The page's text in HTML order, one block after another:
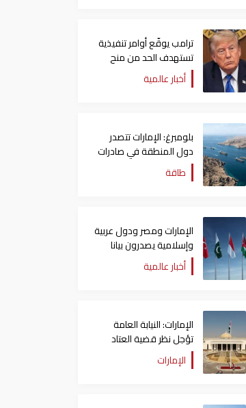
ترامب يوقّع أوامر تنفيذية
تستهدف الحد من منح
الجنسية الأمريكية بالولادة
أخبار عالمية
بلومبرغ: الإمارات تتصدر
دول المنطقة في صادرات
النفط عبر مضيق هرمز
طاقة
الإمارات ومصر ودول عربية
وإسلامية يصدرون بيانا
مشتركا بشأن الانتهاكات
الإسرائيلية في غزة
أخبار عالمية
الإمارات: النيابة العامة
تؤجل نظر قضية العتاد
العسكري للسودان
الإمارات